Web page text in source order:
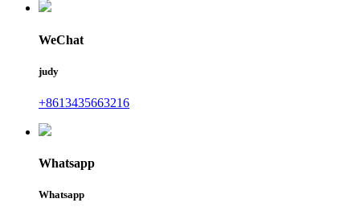
WeChat
judy
+8613435663216
Whatsapp
Whatsapp